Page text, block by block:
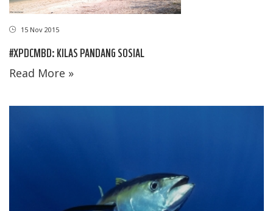
15 Nov 2015
#XPDCMBD: KILAS PANDANG SOSIAL
Read More »